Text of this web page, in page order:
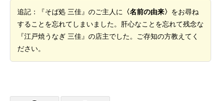
追記：『そば処 三佳』のご主人に 〈名前の由来〉 をお尋ね
することを忘れてしまいました。肝心なことを忘れて残念な
『江戸焼うなぎ 三佳』の店主でした。ご存知の方教えてく
ださい。